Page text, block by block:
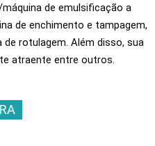
de emulsificação a
de enchimento e tampagem,
de rotulagem. Além disso, sua
atraente entre outros.